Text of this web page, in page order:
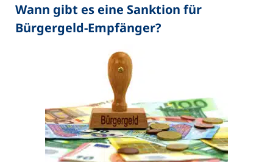
Wann gibt es eine Sanktion für
Bürgergeld-Empfänger?